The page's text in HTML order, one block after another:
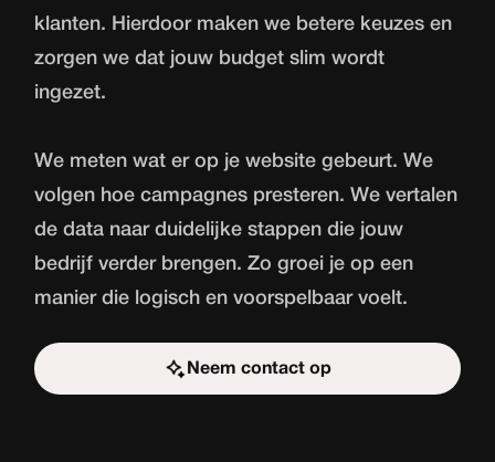
klanten. Hierdoor maken we betere keuzes en
zorgen we dat jouw budget slim wordt
ingezet.
We meten wat er op je website gebeurt. We
volgen hoe campagnes presteren. We vertalen
de data naar duidelijke stappen die jouw
bedrijf verder brengen. Zo groei je op een
manier die logisch en voorspelbaar voelt.
Neem contact op
Start de uitdaging